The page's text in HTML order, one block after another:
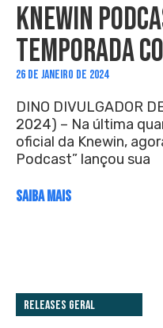
KNEWIN
TEMPORADA
26 DE JANEIRO DE 2024
DINO DIVULGADOR
2024) – Na última
oficial da Knewin,
Podcast” lançou sua
SAIBA MAIS
Releases Geral